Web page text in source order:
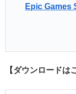
Epic Games
【ダウンロードは